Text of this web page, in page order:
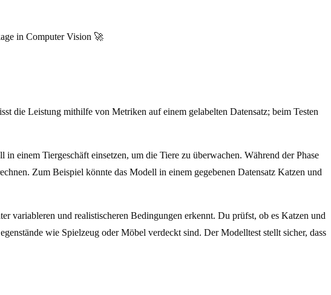
in Computer Vision 🚀
die Leistung mithilfe von Metriken auf einem gelabelten Datensatz; beim Testen
einem Tiergeschäft einsetzen, um die Tiere zu überwachen. Während der Phase
Zum Beispiel könnte das Modell in einem gegebenen Datensatz Katzen und
variableren und realistischeren Bedingungen erkennt. Du prüfst, ob es Katzen und
wie Spielzeug oder Möbel verdeckt sind. Der Modelltest stellt sicher, dass